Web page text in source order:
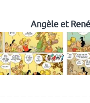
Angèle et